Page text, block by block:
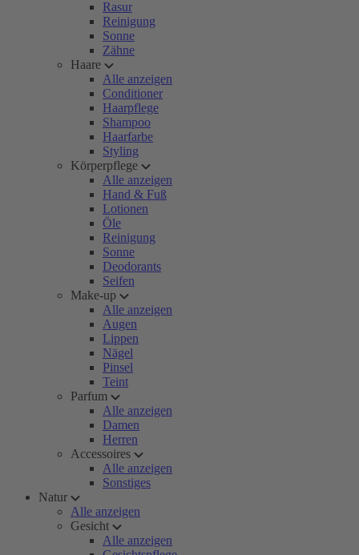
Rasur
Reinigung
Sonne
Zähne
Haare
Alle anzeigen
Conditioner
Haarpflege
Shampoo
Haarfarbe
Styling
Körperpflege
Alle anzeigen
Hand & Fuß
Lotionen
Öle
Reinigung
Sonne
Deodorants
Seifen
Make-up
Alle anzeigen
Augen
Lippen
Nägel
Pinsel
Teint
Parfum
Alle anzeigen
Damen
Herren
Accessoires
Alle anzeigen
Sonstiges
Natur
Alle anzeigen
Gesicht
Alle anzeigen